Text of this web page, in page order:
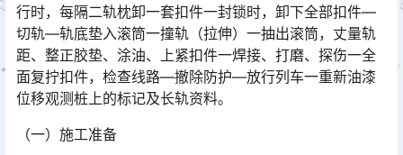
行时，每隔二轨枕卸一套扣件一封锁时，卸下全部扣件—
切轨—轨底垫入滚筒一撞轨（拉伸）一抽出滚筒，丈量轨
距、整正胶垫、涂油、上紧扣件一焊接、打磨、探伤一全
面复拧扣件，检查线路—撤除防护—放行列车一重新油漆
位移观测桩上的标记及长轨资料。󠅅󠅃󠄵󠅂󠄪󠇖󠆨󠆨󠇕󠆞󠆒󠅬󠇘󠆭󠆘󠇙󠆝󠅵󠇗󠆭󠆁󠄐󠇗󠅹󠅸󠇖󠆍󠅳󠇖󠅹󠅰󠇖󠆌󠅹
（一）施工准备